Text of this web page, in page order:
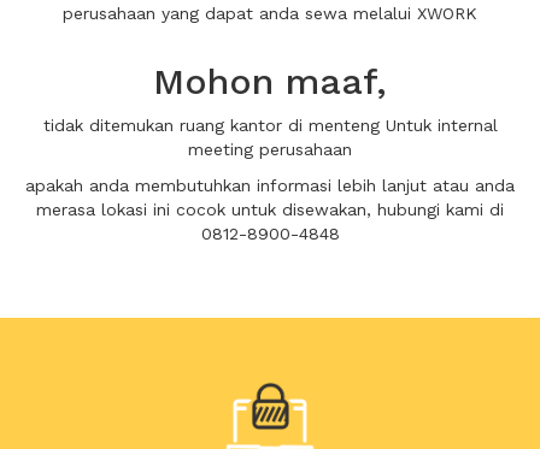
perusahaan yang dapat anda sewa melalui XWORK
Mohon maaf,
tidak ditemukan ruang kantor di menteng Untuk internal
meeting perusahaan
apakah anda membutuhkan informasi lebih lanjut atau anda
merasa lokasi ini cocok untuk disewakan, hubungi kami di
0812-8900-4848